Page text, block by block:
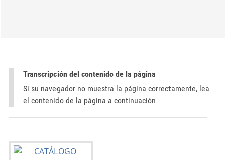
Transcripción del contenido de la página
Si su navegador no muestra la página correctamente, lea
el contenido de la página a continuación